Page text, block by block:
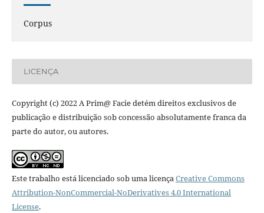
Corpus
LICENÇA
Copyright (c) 2022 A Prim@ Facie detém direitos exclusivos de
publicação e distribuição sob concessão absolutamente franca da
parte do autor, ou autores.
Este trabalho está licenciado sob uma licençaCreative Commons
Attribution-NonCommercial-NoDerivatives 4.0 International
License.